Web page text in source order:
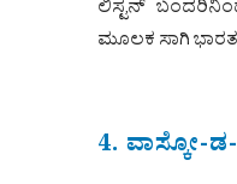
ಲಿಸ್ಟನ್
ಮೂಲಕ ಸಾಗಿ
4. ವಾಸ್ಕೋ-